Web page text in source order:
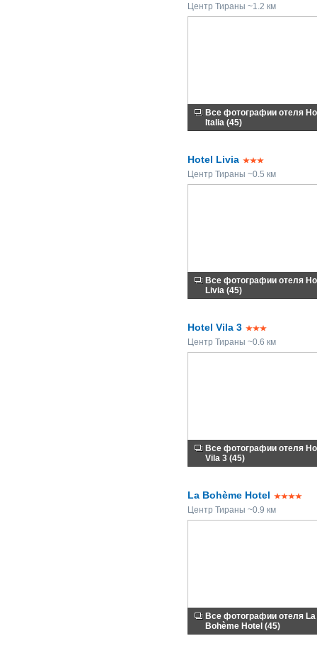
Центр Тираны ~1.2 км
Все фотографии отеля
Italia (45)
Hotel Livia
Центр Тираны ~0.5 км
Все фотографии отеля
Livia (45)
Hotel Vila 3
Центр Тираны ~0.6 км
Все фотографии отеля
Vila 3 (45)
La Bohème Hotel
Центр Тираны ~0.9 км
Все фотографии отеля La
Bohème Hotel (45)